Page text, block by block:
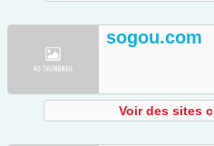
sogou.com
Voir des sites